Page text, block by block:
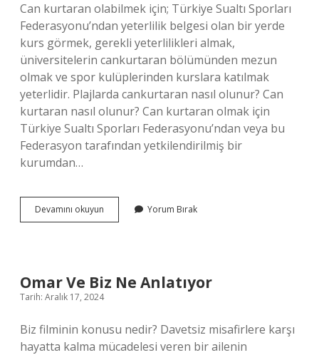
Can kurtaran olabilmek için; Türkiye Sualtı Sporları
Federasyonu’ndan yeterlilik belgesi olan bir yerde
kurs görmek, gerekli yeterlilikleri almak,
üniversitelerin cankurtaran bölümünden mezun
olmak ve spor kulüplerinden kurslara katılmak
yeterlidir. Plajlarda cankurtaran nasıl olunur? Can
kurtaran nasıl olunur? Can kurtaran olmak için
Türkiye Sualtı Sporları Federasyonu’ndan veya bu
Federasyon tarafından yetkilendirilmiş bir
kurumdan…
Devamını okuyun
Cankurtaran
Yorum Bırak
Omar Ve Biz Ne Anlatıyor
Tarih: Aralık 17, 2024
Biz filminin konusu nedir? Davetsiz misafirlere karşı
hayatta kalma mücadelesi veren bir ailenin